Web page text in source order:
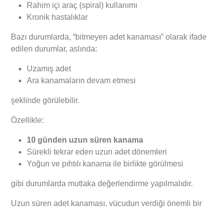
Rahim içi araç (spiral) kullanımı
Kronik hastalıklar
Bazı durumlarda, “bitmeyen adet kanaması” olarak ifade
edilen durumlar, aslında:
Uzamış adet
Ara kanamaların devam etmesi
şeklinde görülebilir.
Özellikle:
10 günden uzun süren kanama
Sürekli tekrar eden uzun adet dönemleri
Yoğun ve pıhtılı kanama ile birlikte görülmesi
gibi durumlarda mutlaka değerlendirme yapılmalıdır.
Uzun süren adet kanaması, vücudun verdiği önemli bir